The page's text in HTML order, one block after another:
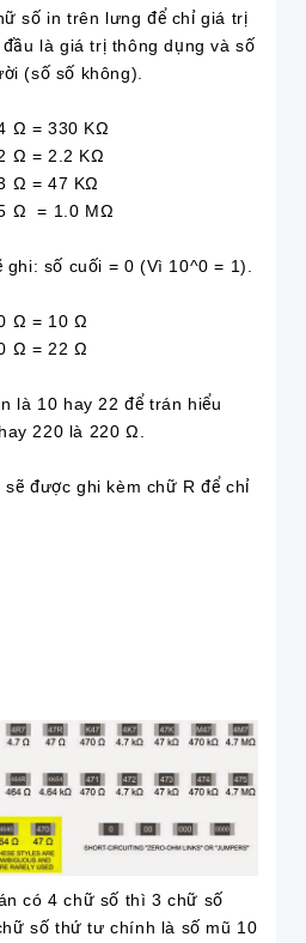
số in trên lưng để chỉ giá trị
là giá trị thông dụng và số
(số số không).
= 330 KΩ
= 2.2 KΩ
= 47 KΩ
= 1.0 MΩ
số cuối = 0 (Vì 10^0 = 1).
= 10 Ω
= 22 Ω
là 10 hay 22 để trán hiểu
220 là 220 Ω.
được ghi kèm chữ R để chỉ
có 4 chữ số thì 3 chữ số
số thứ tư chính là số mũ 10